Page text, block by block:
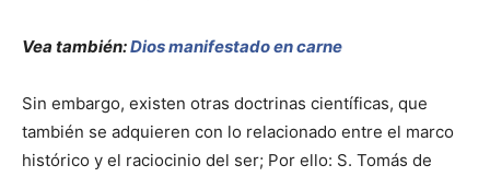
Vea también:Dios manifestado en carne
Sin embargo, existen otras doctrinas científicas, que
también se adquieren con lo relacionado entre el marco
histórico y el raciocinio del ser; Por ello: S. Tomás de